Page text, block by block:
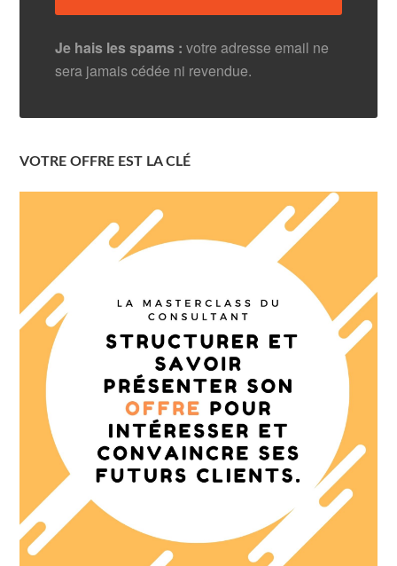
Je hais les spams : votre adresse email ne
sera jamais cédée ni revendue.
VOTRE OFFRE EST LA CLÉ